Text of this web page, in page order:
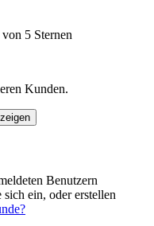
5 Sternen
Kunden.
Benutzern
ein, oder erstellen